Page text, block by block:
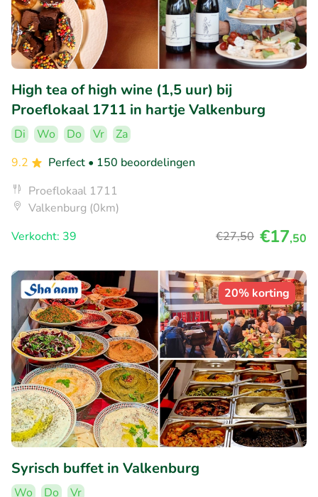
High tea of high wine (1,5 uur) bij
Proeflokaal 1711 in hartje Valkenburg
Di Wo Do Vr
Za
9.2
Perfect • 150 beoordelingen
Proeflokaal 1711
Valkenburg (0km)
Verkocht: 39
€27,50 €17,50
20% korting
Syrisch buffet in Valkenburg
Wo Do
Vr